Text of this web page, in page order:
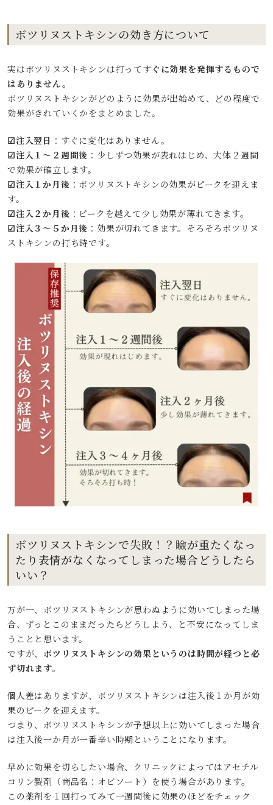
ボツリヌストキシンの効き方について
実はボツリヌストキシンは打ってす ぐに効果を発揮するもので
はありません。
ボツリヌストキシンがどのように効果が出始めて、どの程度で
効果がきれていくかをまとめました。
☑注入翌日 ：すぐに変化はありません。
☑注入１～２週間後 ：少しずつ効果が表れはじめ、大体２週間
で効果が確立します。
☑注入１か月後 ：ボツリヌストキシンの効果がピークを迎えま
す。
☑注入２か月後 ：ピークを越えて少し効果が薄れてきます。
☑注入３～５か月後 ：効果が切れてきます。そろそろボツリヌ
ストキシンの打ち時です。
ボツリヌストキシンで失敗！？瞼が重たくなっ
たり表情がなくなってしまった場合どうしたら
いい？
万が一、ボツリヌストキシンが思わぬように効いてしまった場
合、ずっとこのままだったらどうしよう、と不安になってしま
うことと思います。
ですが、 ボツリヌストキシンの効果というのは時間が経つと必
ず切れます。
個人差はありますが、ボツリヌストキシンは注入後１か月が効
果のピークを迎えます。
つまり、ボツリヌストキシンが予想以上に効いてしまった場合
は注入後一か月が一番辛い時期ということになります。
早めに効果を切らしたい場合、クリニックによってはアセチル
コリン製剤（商品名：オビソート）を使う場合があります。
この薬剤を１回打ってみて一週間後に効果のほどをチェック